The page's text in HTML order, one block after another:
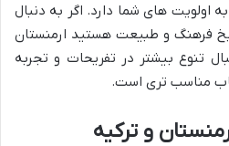
اولویت های شما دارد. اگر به دنبال
فرهنگ و طبیعت هستید ارمنستان
تنوع بیشتر در تفریحات و تجربه
مناسب تری است.
و ترکیه